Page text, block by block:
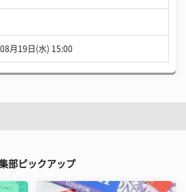
月19日(水) 15:00
部ピックアップ